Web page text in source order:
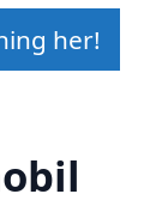
her!